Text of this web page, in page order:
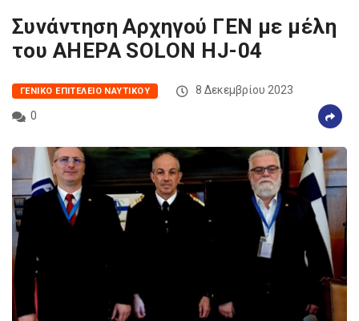
Συνάντηση Αρχηγού ΓΕΝ με μέλη
του AHEPA SOLON HJ-04
ΓΕΝΙΚΌ ΕΠΙΤΕΛΕΊΟ ΝΑΥΤΙΚΟΎ
8 Δεκεμβρίου 2023
0